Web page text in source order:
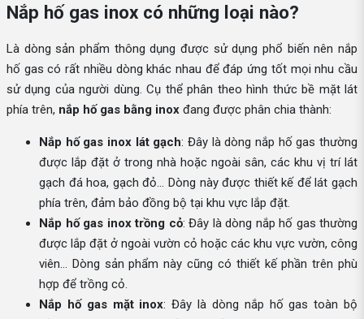
Nắp hố gas inox có những loại nào?
Là dòng sản phẩm thông dụng được sử dụng phổ biến nên nắp
hố gas có rất nhiều dòng khác nhau để đáp ứng tốt mọi nhu cầu
sử dụng của người dùng. Cụ thể phân theo hình thức bề mặt lát
phía trên, nắp hố gas bằng inox đang được phân chia thành:
Nắp hố gas inox lát gạch: Đây là dòng nắp hố gas thường
được lắp đặt ở trong nhà hoặc ngoài sân, các khu vị trí lát
gạch đá hoa, gạch đỏ… Dòng này được thiết kế để lát gạch
phía trên, đảm bảo đồng bộ tại khu vực lắp đặt.
Nắp hố gas inox trồng cỏ: Đây là dòng nắp hố gas thường
được lắp đặt ở ngoài vườn cỏ hoặc các khu vực vườn, công
viên… Dòng sản phẩm này cũng có thiết kế phần trên phù
hợp để trồng cỏ.
Nắp hố gas mặt inox: Đây là dòng nắp hố gas toàn bộ